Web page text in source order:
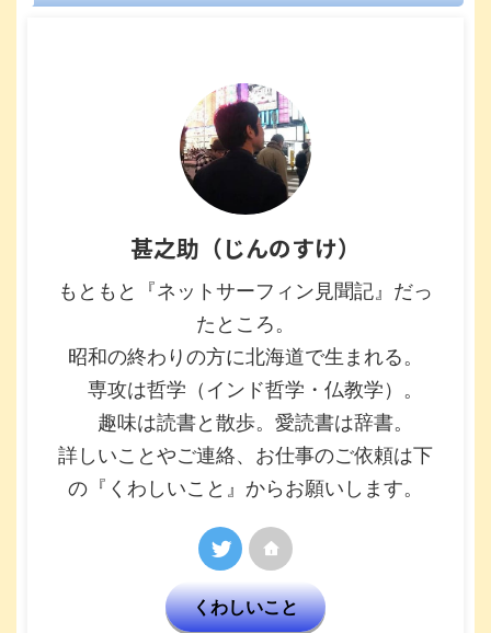
甚之助（じんのすけ）
もともと『ネットサーフィン見聞記』だっ
たところ。
昭和の終わりの方に北海道で生まれる。
専攻は哲学（インド哲学・仏教学）。
趣味は読書と散歩。愛読書は辞書。
詳しいことやご連絡、お仕事のご依頼は下
の『くわしいこと』からお願いします。
くわしいこと